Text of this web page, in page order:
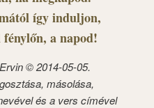
így induljon,
a napod!
© 2014-05-05.
másolása,
és a vers címével